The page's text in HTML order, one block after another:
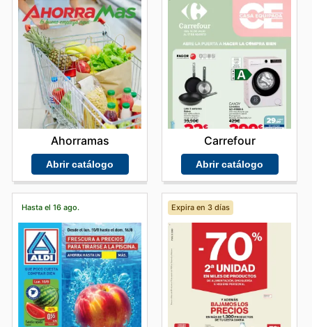
Ahorramas
Abrir catálogo
Carrefour
Abrir catálogo
Hasta el 16 ago. Expira en 3 días